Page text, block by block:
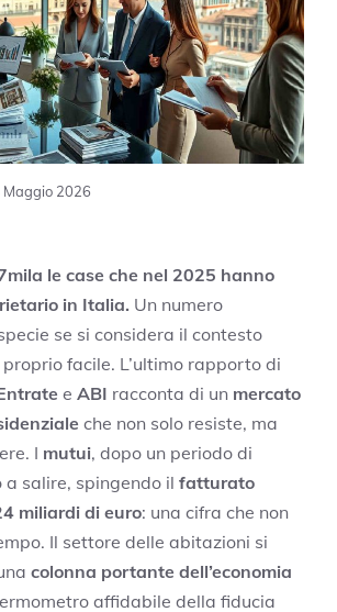
Maggio 2026
le case che nel 2025 hanno
in Italia. Un numero
se si considera il contesto
facile. L’ultimo rapporto di
e ABI racconta di un mercato
che non solo resiste, ma
I mutui, dopo un periodo di
a salire, spingendo il fatturato
miliardi di euro: una cifra che non
Il settore delle abitazioni si
colonna portante dell’economia
affidabile della fiducia